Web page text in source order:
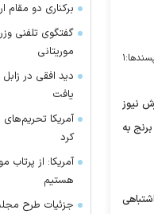
۱
تحلیلی عرش نیوز
به
برکناری دو مقام
گفتگوی تلفنی
موریتانی
یافت
آمریکا
کرد
آمریکا: از
هستیم
جزئیات طرح